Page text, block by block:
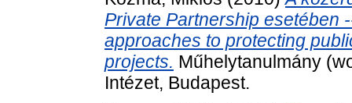
Private Partnership esetében
approaches to protecting
projects. Műhelytanulmány
Intézet, Budapest.